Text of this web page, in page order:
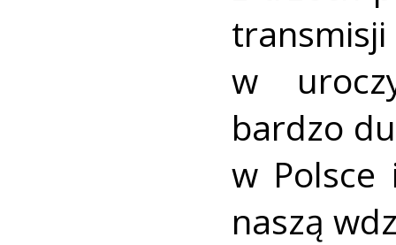
w
bardzo
w Polsce
naszą